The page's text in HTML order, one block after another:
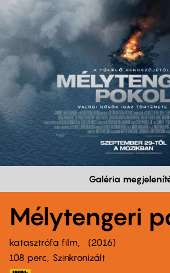
Galéria
Mélytengeri
katasztrófa film
2016
108 perc,
Szinkronizált